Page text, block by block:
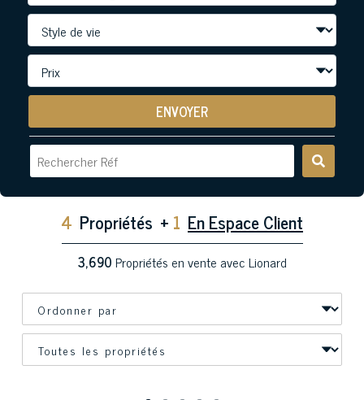
ENVOYER
4 Propriétés + 1 En Espace Client
3,690Propriétés en vente avec Lionard